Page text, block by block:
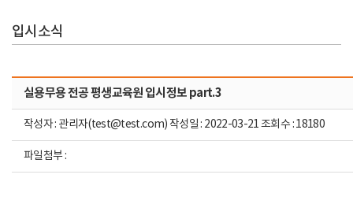
입시소식
실용무용 전공 평생교육원 입시정보 part.3
작성자 : 관리자(test@test.com) 작성일 : 2022-03-21 조회수 : 18180
파일첨부 :